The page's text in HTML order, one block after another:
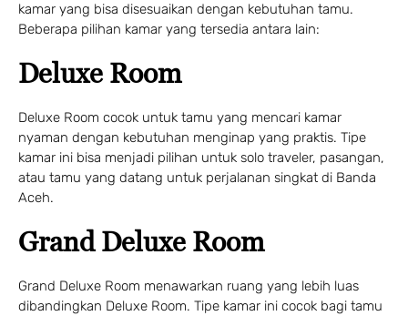
kamar yang bisa disesuaikan dengan kebutuhan tamu.
Beberapa pilihan kamar yang tersedia antara lain:
Deluxe Room
Deluxe Room cocok untuk tamu yang mencari kamar
nyaman dengan kebutuhan menginap yang praktis. Tipe
kamar ini bisa menjadi pilihan untuk solo traveler, pasangan,
atau tamu yang datang untuk perjalanan singkat di Banda
Aceh.
Grand Deluxe Room
Grand Deluxe Room menawarkan ruang yang lebih luas
dibandingkan Deluxe Room. Tipe kamar ini cocok bagi tamu